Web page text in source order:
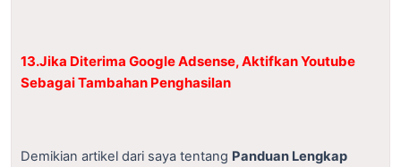
13.Jika Diterima Google Adsense, Aktifkan Youtube
Sebagai Tambahan Penghasilan
Demikian artikel dari saya tentang Panduan Lengkap